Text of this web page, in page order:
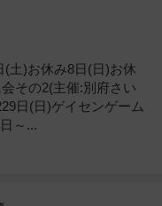
(土)お休み8日(日)お休
その2(主催:別府さい
日(日)ゲイセンゲーム
～...